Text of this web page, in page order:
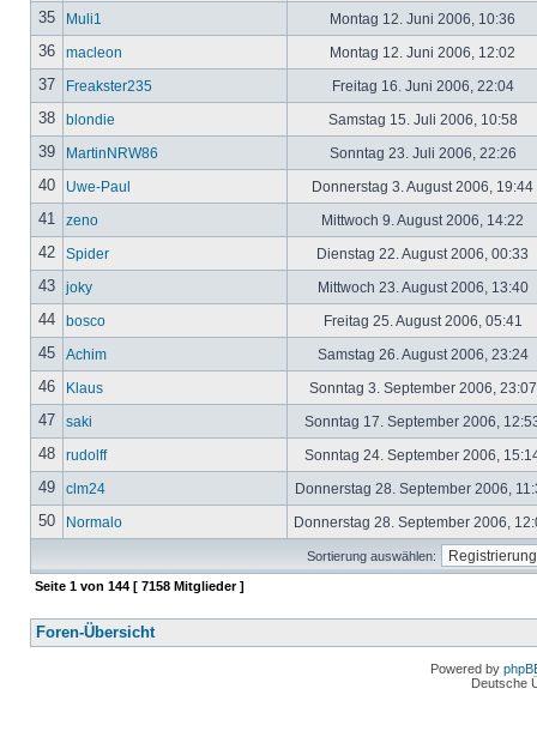
35 Muli1 Montag 12. Juni 2006, 10:36
36 macleon Montag 12. Juni 2006, 12:02
37 Freakster235 Freitag 16. Juni 2006, 22:04
38 blondie Samstag 15. Juli 2006, 10:58
39 MartinNRW86 Sonntag 23. Juli 2006, 22:26
40 Uwe-Paul Donnerstag 3. August 2006, 19:44
41 zeno Mittwoch 9. August 2006, 14:22
42 Spider Dienstag 22. August 2006, 00:33
43 joky Mittwoch 23. August 2006, 13:40
44 bosco Freitag 25. August 2006, 05:41
45 Achim Samstag 26. August 2006, 23:24
46 Klaus Sonntag 3. September 2006,
47 saki Sonntag 17. September 2006,
48 rudolff Sonntag 24. September 2006,
49 clm24 Donnerstag 28. September 2006,
50 Normalo Donnerstag 28. September 2006,
Sortierung auswählen:
Seite 1 von 144 [ 7158 Mitglieder ]
Foren-Übersicht
Powered by
Deutsche